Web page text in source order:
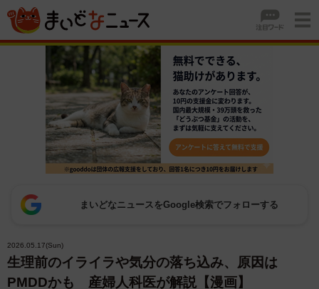
まいどなニュースをGoogle検索でフォローする
2026.05.17(Sun)
生理前のイライラや気分の落ち込み、原因は
PMDDかも 産婦人科医が解説【漫画】